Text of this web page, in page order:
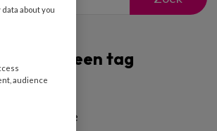
Filter op een tag
administratie
about you
audience